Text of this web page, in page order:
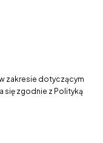
zakresie dotyczącym
się zgodnie z Polityką